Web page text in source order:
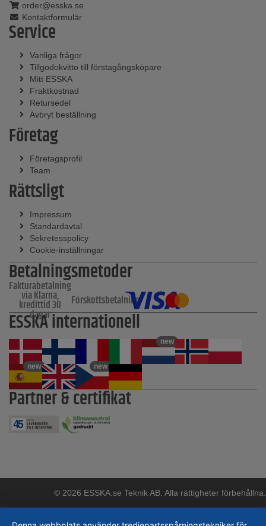
order@esska.se
Kontaktformulär
Service
Vanliga frågor
Tillgodokvitto till förstagångsköpare
Mitt ESSKA
Fraktkostnad
Retursedel
Avbryt beställning
Företag
Företagsprofil
Team
Rättsligt
Impressum
Standardavtal
Sekretesspolicy
Cookie-inställningar
Betalningsmetoder
Fakturabetalning
via Klarna,
kredittid 30
dagar
Förskottsbetalning
ESSKA internationell
new
new new
Partner & certifikat
© 2026 ESSKA.se Teknik AB. Alla rättigheter förbehållna.